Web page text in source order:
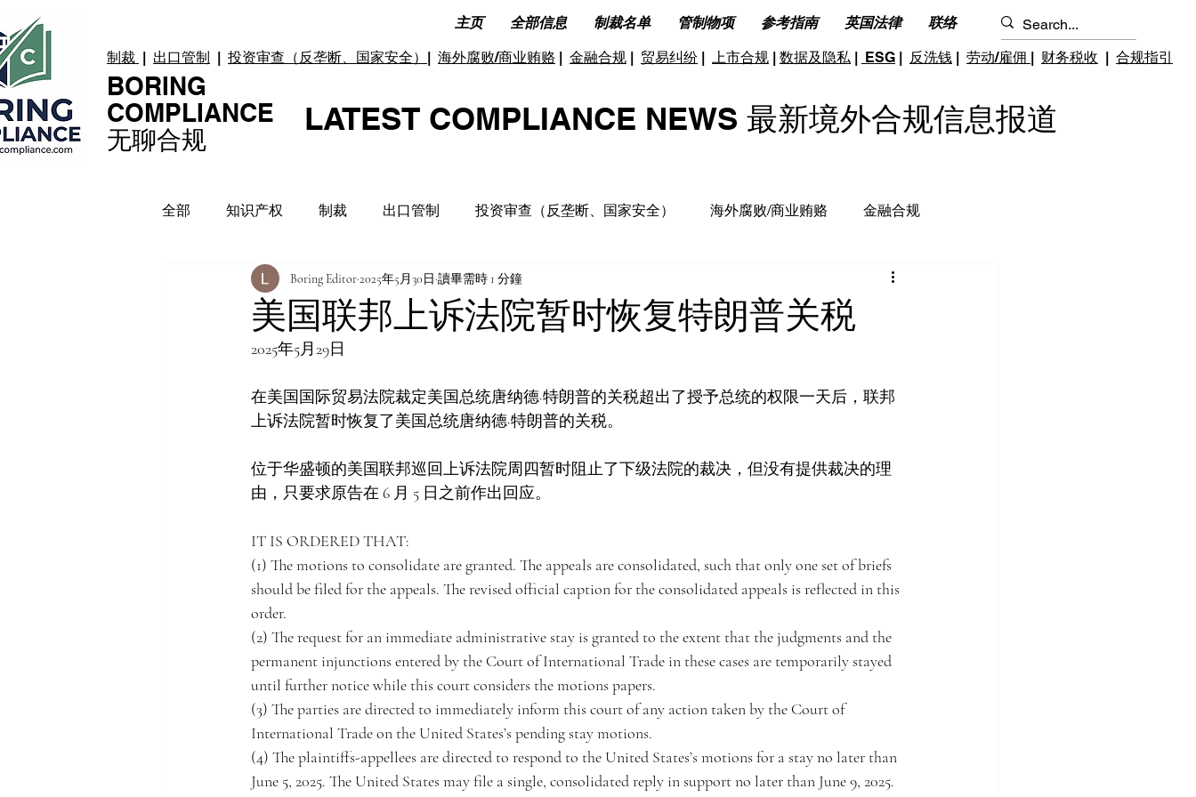
主页 全部信息 制裁名单 管制物项 参考指南 英国法律 联络
制裁 | 出口管制 | 投资审查（反垄断、国家安全） | 海外腐败/商业贿赂 | 金融合规 | 贸易纠纷 | 上市合规 | 数据及隐私 | ESG | 反洗钱 | 劳动/雇佣 | 财务税收 | 合规指引
BORING
COMPLIANCE
无聊合规
LATEST COMPLIANCE NEWS 最新境外合规信息报道
全部 知识产权 制裁 出口管制 投资审查（反垄断、国家安全） 海外腐败/商业贿赂 金融合规
贸易纠纷 上市合规 数据合规及隐私保护
合规指引 案例 Case
美国联邦上诉法院暂时恢复特朗普关税
Boring Editor2025年5月30日 讀畢需時 1 分鐘
2025年5月29日
在美国国际贸易法院裁定美国总统唐纳德·特朗普的关税超出了授予总统的权限一天后，联邦
上诉法院暂时恢复了美国总统唐纳德·特朗普的关税。
位于华盛顿的美国联邦巡回上诉法院周四暂时阻止了下级法院的裁决，但没有提供裁决的理
由，只要求原告在 6 月 5 日之前作出回应。
IT IS ORDERED THAT:
(1) The motions to consolidate are granted. The appeals are consolidated, such that only one set of briefs
should be filed for the appeals. The revised official caption for the consolidated appeals is reflected in this
order.
(2) The request for an immediate administrative stay is granted to the extent that the judgments and the
permanent injunctions entered by the Court of International Trade in these cases are temporarily stayed
until further notice while this court considers the motions papers.
(3) The parties are directed to immediately inform this court of any action taken by the Court of
International Trade on the United States’s pending stay motions.
(4) The plaintiffs-appellees are directed to respond to the United States’s motions for a stay no later than
June 5, 2025. The United States may file a single, consolidated reply in support no later than June 9, 2025.